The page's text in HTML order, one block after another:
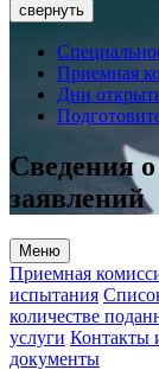
свернуть
Приемная
Дни
Сведения
заявлений
Меню
Приемная
испытания
количестве
услуги Контакты
документы